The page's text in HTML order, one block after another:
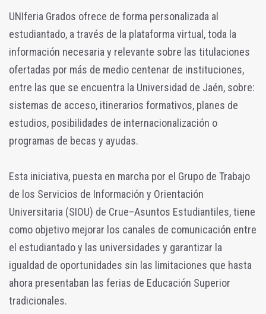
UNIferia Grados ofrece de forma personalizada al
estudiantado, a través de la plataforma virtual, toda la
información necesaria y relevante sobre las titulaciones
ofertadas por más de medio centenar de instituciones,
entre las que se encuentra la Universidad de Jaén, sobre:
sistemas de acceso, itinerarios formativos, planes de
estudios, posibilidades de internacionalización o
programas de becas y ayudas.
Esta iniciativa, puesta en marcha por el Grupo de Trabajo
de los Servicios de Información y Orientación
Universitaria (SIOU) de Crue–Asuntos Estudiantiles, tiene
como objetivo mejorar los canales de comunicación entre
el estudiantado y las universidades y garantizar la
igualdad de oportunidades sin las limitaciones que hasta
ahora presentaban las ferias de Educación Superior
tradicionales.